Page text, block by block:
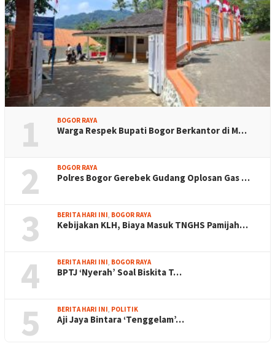
1 BOGOR RAYA
Warga Respek Bupati Bogor Berkantor di M…
2 BOGOR RAYA
Polres Bogor Gerebek Gudang Oplosan Gas …
3 BERITA HARI INI, BOGOR RAYA
Kebijakan KLH, Biaya Masuk TNGHS Pamijah…
4 BERITA HARI INI, BOGOR RAYA
BPTJ ‘Nyerah’ Soal Biskita T…
5 BERITA HARI INI, POLITIK
Aji Jaya Bintara ‘Tenggelam’…